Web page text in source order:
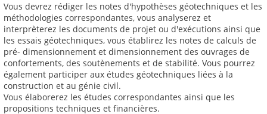
Vous devrez rédiger les notes d'hypothèses géotechniques et les
méthodologies correspondantes, vous analyserez et
interprèterez les documents de projet ou d'exécutions ainsi que
les essais géotechniques, vous établirez les notes de calculs de
pré- dimensionnement et dimensionnement des ouvrages de
confortements, des soutènements et de stabilité. Vous pourrez
également participer aux études géotechniques liées à la
construction et au génie civil.
Vous élaborerez les études correspondantes ainsi que les
propositions techniques et financières.